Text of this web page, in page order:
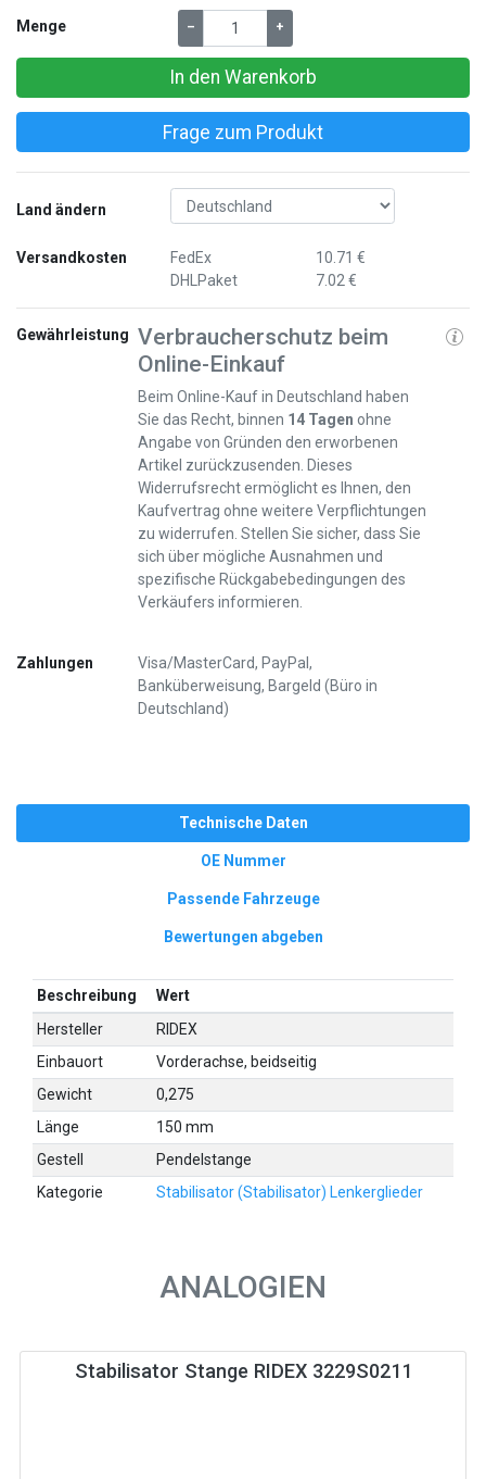
Menge – +
In den Warenkorb
Frage zum Produkt
Land ändern
Versandkosten
FedEx
DHLPaket
10.71 €
7.02 €
Gewährleistung Verbraucherschutz beim
Online-Einkauf
Beim Online-Kauf in Deutschland haben
Sie das Recht, binnen 14 Tagen ohne
Angabe von Gründen den erworbenen
Artikel zurückzusenden. Dieses
Widerrufsrecht ermöglicht es Ihnen, den
Kaufvertrag ohne weitere Verpflichtungen
zu widerrufen. Stellen Sie sicher, dass Sie
sich über mögliche Ausnahmen und
spezifische Rückgabebedingungen des
Verkäufers informieren.
Zahlungen
Visa/MasterCard, PayPal,
Banküberweisung, Bargeld (Büro in
Deutschland)
Technische Daten
OE Nummer
Passende Fahrzeuge
Bewertungen abgeben
Beschreibung
Wert
Hersteller
RIDEX
Einbauort
Vorderachse, beidseitig
Gewicht
0,275
Länge
150 mm
Gestell
Pendelstange
Kategorie
Stabilisator (Stabilisator) Lenkerglieder
ANALOGIEN
Stabilisator Stange RIDEX 3229S0211